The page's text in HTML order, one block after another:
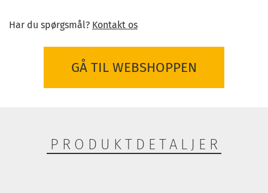
Har du spørgsmål? Kontakt os
GÅ TIL WEBSHOPPEN
PRODUKTDETALJER